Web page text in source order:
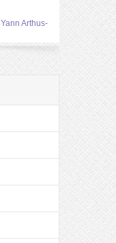
Yann Arthus-